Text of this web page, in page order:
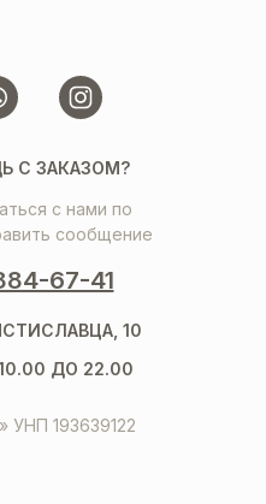
С ЗАКАЗОМ?
с нами по
сообщение
67-41
УНП 193639122
10
ДО 22.00